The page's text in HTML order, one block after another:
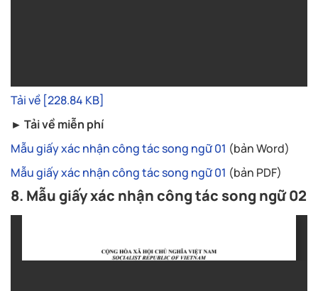
Tải về [228.84 KB]
► Tải về miễn phí
Mẫu giấy xác nhận công tác song ngữ 01 (bản Word)
Mẫu giấy xác nhận công tác song ngữ 01 (bản PDF)
8. Mẫu giấy xác nhận công tác song ngữ 02